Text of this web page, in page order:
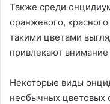
Также среди
оранжевого,
такими цветами
привлекают внимание
Некоторые виды
необычных цветовых